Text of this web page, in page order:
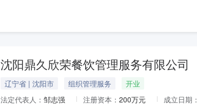
沈阳鼎久欣荣餐饮管理服务有限公司
辽宁省 | 沈阳市 组织管理服务
开业
法定代表人： 邹志强 注册资本： 200万元 成立日期：